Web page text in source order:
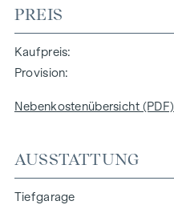
PREIS
Kaufpreis
Provision
Nebenkostenübersicht (PDF)
AUSSTATTUNG
Tiefgarage